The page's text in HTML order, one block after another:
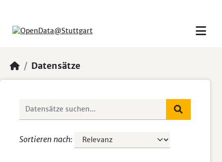
Datensätze
Sortieren nach